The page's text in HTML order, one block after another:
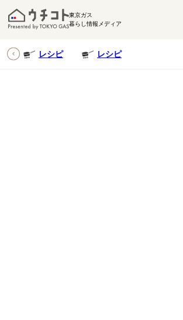
東京ガス
暮らし情報メディア
レシピ レシピ